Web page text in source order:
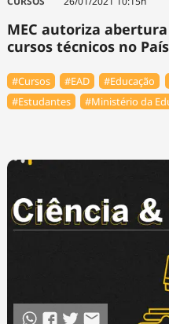
MEC autoriza
cursos técnicos no País
#Cursos #EAD #Educação
#Estudantes
#Ministério da